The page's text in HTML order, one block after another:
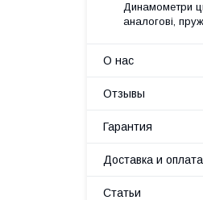
Динамометри
аналогові,
О нас
Отзывы
Гарантия
Доставка и оплата
Статьи